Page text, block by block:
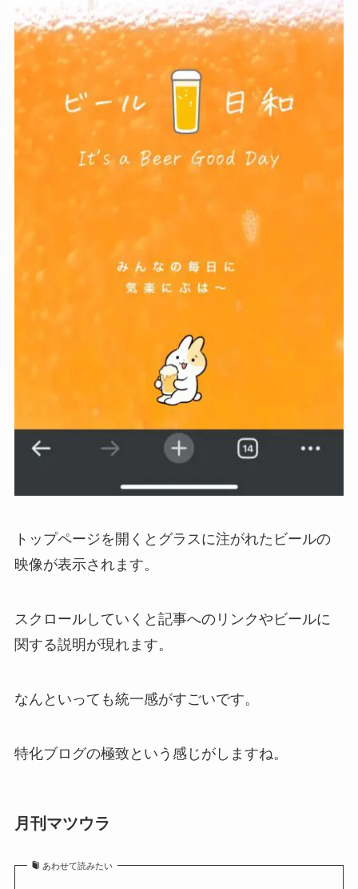
トップページを開くとグラスに注がれたビールの
映像が表示されます。
スクロールしていくと記事へのリンクやビールに
関する説明が現れます。
なんといっても統一感がすごいです。
特化ブログの極致という感じがしますね。
月刊マツウラ
あわせて読みたい